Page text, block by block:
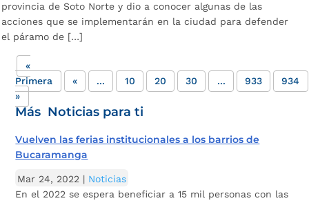
provincia de Soto Norte y dio a conocer algunas de las
acciones que se implementarán en la ciudad para defender
el páramo de […]
«
Primera
« ... 10 20 30 ... 933
934
»
Más Noticias para ti
Vuelven las ferias institucionales a los barrios de
Bucaramanga
Mar 24, 2022 | Noticias
En el 2022 se espera beneficiar a 15 mil personas con las